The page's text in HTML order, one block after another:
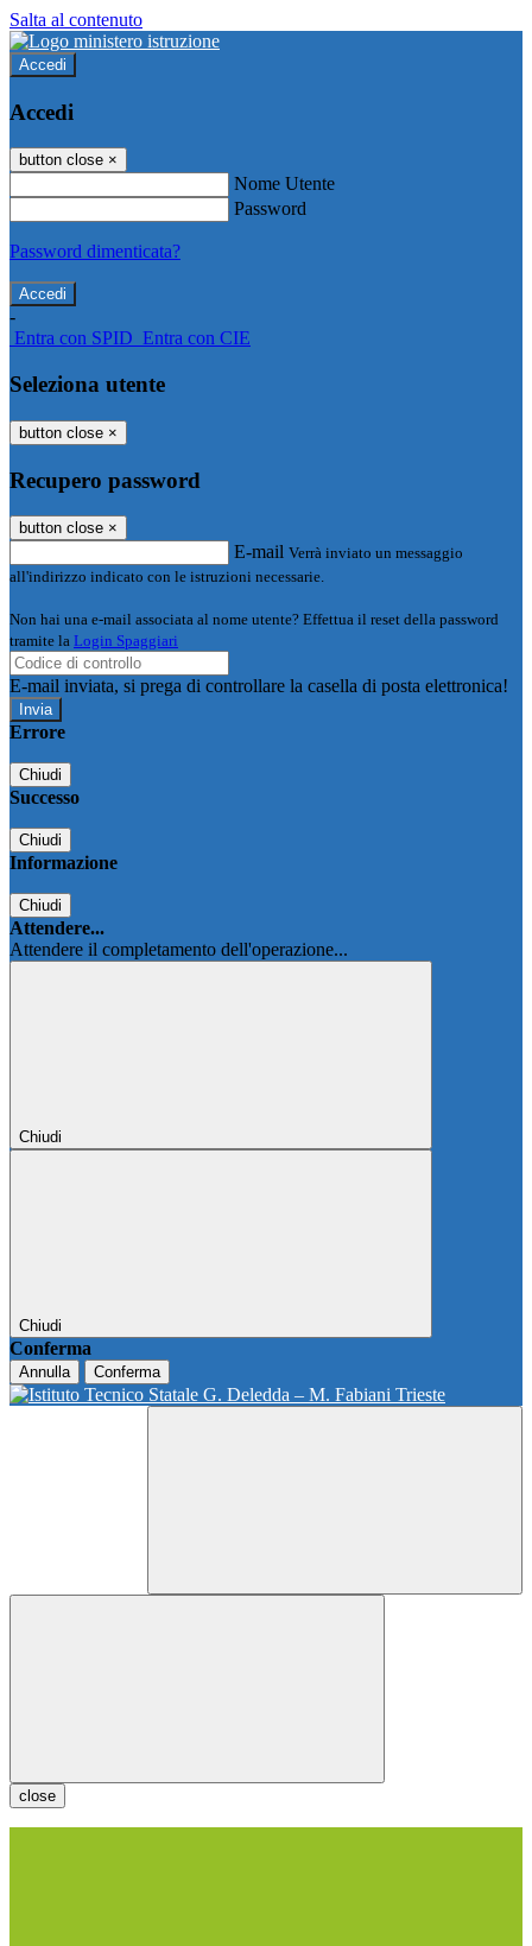
Salta al contenuto
Accedi
Accedi
button close ×
Nome Utente
Password
Password dimenticata?
-
Entra con SPID Entra con CIE
Seleziona utente
button close ×
Recupero password
button close ×
E-mail Verrà inviato un messaggio
all'indirizzo indicato con le istruzioni necessarie.
Non hai una e-mail associata al nome utente? Effettua il reset della password
tramite la Login Spaggiari
E-mail inviata, si prega di controllare la casella di posta elettronica!
Errore
Chiudi
Successo
Chiudi
Informazione
Chiudi
Attendere...
Attendere il completamento dell'operazione...
Chiudi
Chiudi
Conferma
Annulla Conferma
close